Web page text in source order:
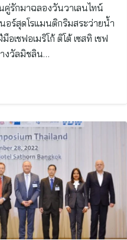
รักมาฉลองวันวาเลนไทน์
อร์สุดโรแมนติกริมสระว่ายน้ำ
อเชฟอเมริโก้ ติโต้ เซสทิ เชฟ
างวัลมิชลิน…